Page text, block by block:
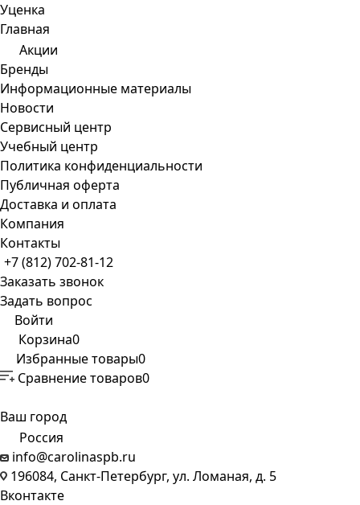
Уценка
Главная
Акции
Бренды
Информационные материалы
Новости
Сервисный центр
Учебный центр
Политика конфиденциальности
Публичная оферта
Доставка и оплата
Компания
Контакты
+7 (812) 702-81-12
Заказать звонок
Задать вопрос
Войти
Корзина0
Избранные товары0
Сравнение товаров0
Ваш город
Россия
info@carolinaspb.ru
196084, Санкт-Петербург, ул. Ломаная, д. 5
Вконтакте